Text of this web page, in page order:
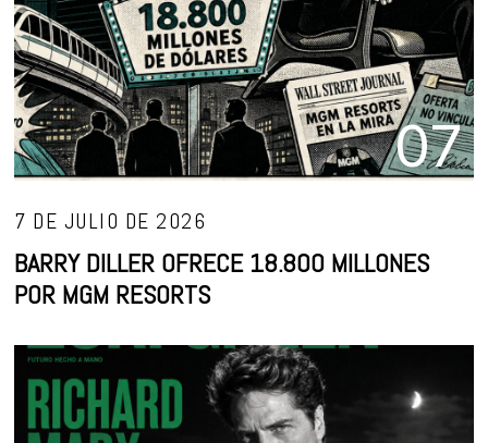
07
7 DE JULIO DE 2026
BARRY DILLER OFRECE 18.800 MILLONES
POR MGM RESORTS